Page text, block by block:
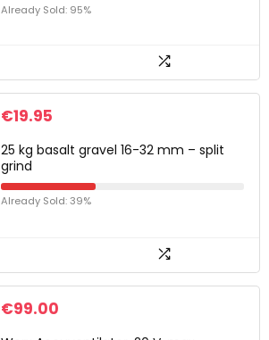
Already Sold: 95%
€19.95
25 kg basalt gravel 16-32 mm – split
grind
Already Sold: 39%
€99.00